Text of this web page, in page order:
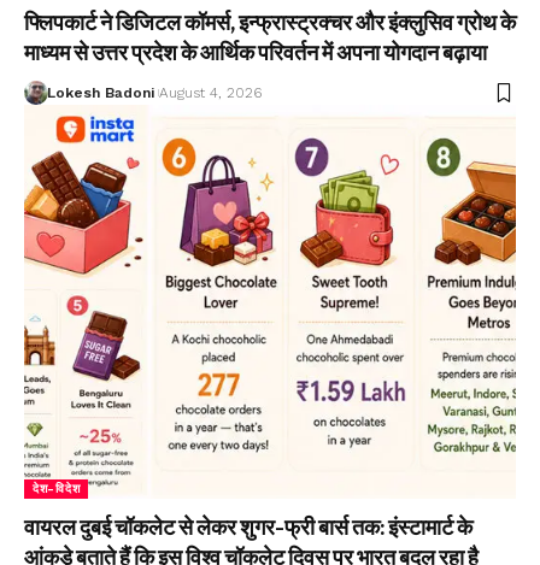
फ्लिपकार्ट ने डिजिटल कॉमर्स, इन्फ्रास्ट्रक्चर और इंक्लुसिव ग्रोथ के
माध्यम से उत्तर प्रदेश के आर्थिक परिवर्तन में अपना योगदान बढ़ाया
Lokesh Badoni August 4, 2026
देश-विदेश
वायरल दुबई चॉकलेट से लेकर शुगर-फ्री बार्स तक: इंस्टामार्ट के
आंकड़े बताते हैं कि इस विश्व चॉकलेट दिवस पर भारत बदल रहा है